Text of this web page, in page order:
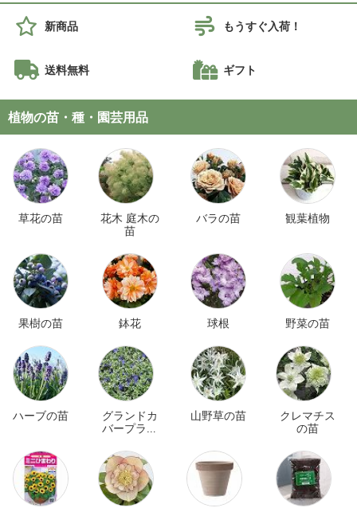
新商品 もうすぐ入荷！
送料無料 ギフト
植物の苗・種・園芸用品
草花の苗
花木 庭木の
苗
バラの苗 観葉植物
果樹の苗 鉢花 球根 野菜の苗
ハーブの苗
グランドカ
バープラン
山野草の苗
クレマチス
の苗